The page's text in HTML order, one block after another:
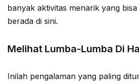
banyak aktivitas menarik yang
berada di sini.
Melihat Lumba-Lumba Di
Inilah pengalaman yang paling